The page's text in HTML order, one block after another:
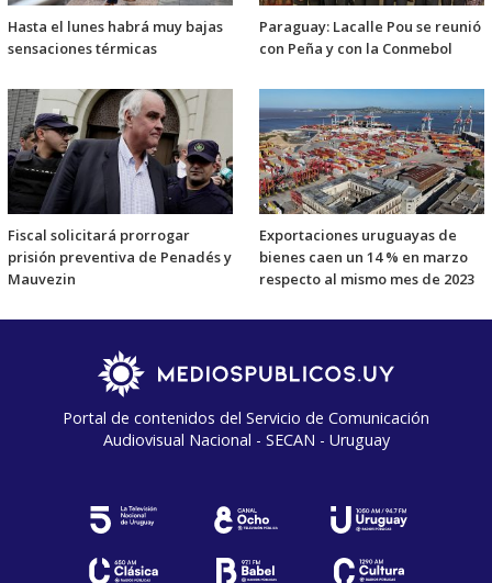
Hasta el lunes habrá muy bajas
sensaciones térmicas
Paraguay: Lacalle Pou se reunió
con Peña y con la Conmebol
Fiscal solicitará prorrogar
prisión preventiva de Penadés y
Mauvezin
Exportaciones uruguayas de
bienes caen un 14 % en marzo
respecto al mismo mes de 2023
Portal de contenidos del Servicio de Comunicación
Audiovisual Nacional - SECAN - Uruguay